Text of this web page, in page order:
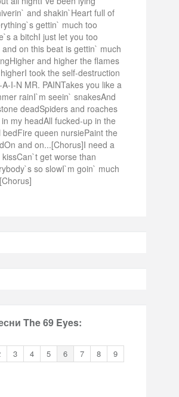
and shakin`Heart full of
gettin` much too
a bitchI just let you too
and on this beat is gettin` much
and higher the flames
took the self-destruction
I-N MR. PAINTakes you like a
rainI`m seein` snakesAnd
deadSpiders and roaches
my headAll fucked-up in the
bedFire queen nursiePaint the
and on...[Chorus]I need a
get worse than
so slowI`m goin` much
The 69 Eyes:
3 4 5 6 7 8
9